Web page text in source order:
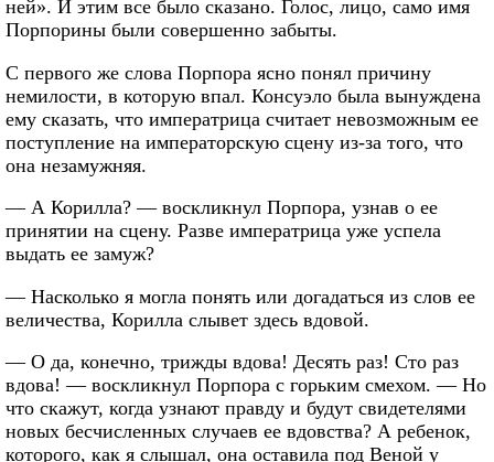
ней». И этим все было сказано. Голос, лицо, само имя
Порпорины были совершенно забыты.
С первого же слова Порпора ясно понял причину
немилости, в которую впал. Консуэло была вынуждена
ему сказать, что императрица считает невозможным ее
поступление на императорскую сцену из-за того, что
она незамужняя.
— А Корилла? — воскликнул Порпора, узнав о ее
принятии на сцену. Разве императрица уже успела
выдать ее замуж?
— Насколько я могла понять или догадаться из слов ее
величества, Корилла слывет здесь вдовой.
— О да, конечно, трижды вдова! Десять раз! Сто раз
вдова! — воскликнул Порпора с горьким смехом. — Но
что скажут, когда узнают правду и будут свидетелями
новых бесчисленных случаев ее вдовства? А ребенок,
которого, как я слышал, она оставила под Веной у